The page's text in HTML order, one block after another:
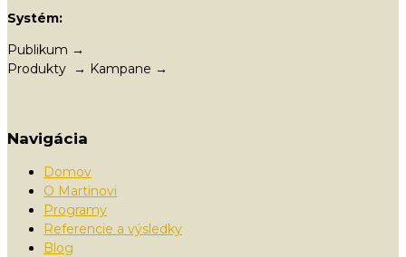
Systém:
Publikum →
Produkty → Kampane →
Navigácia
Domov
O Martinovi
Programy
Referencie a výsledky
Blog